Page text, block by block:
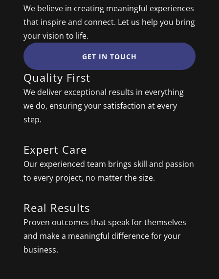
We believe in creating meaningful experiences
that inspire and connect. Let us help you bring
your vision to life.
GET IN TOUCH
Quality First
We deliver exceptional results in everything
we do, ensuring your satisfaction at every
step.
Expert Care
Our experienced team brings skill and passion
to every project, no matter the size.
Real Results
Proven outcomes that speak for themselves
and make a meaningful difference for your
business.